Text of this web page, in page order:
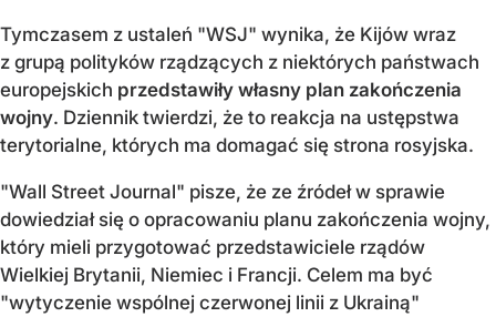
Tymczasem z ustaleń "WSJ" wynika, że Kijów wraz
z grupą polityków rządzących z niektórych państwach
europejskich przedstawiły własny plan zakończenia
wojny. Dziennik twierdzi, że to reakcja na ustępstwa
terytorialne, których ma domagać się strona rosyjska.
"Wall Street Journal" pisze, że ze źródeł w sprawie
dowiedział się o opracowaniu planu zakończenia wojny,
który mieli przygotować przedstawiciele rządów
Wielkiej Brytanii, Niemiec i Francji. Celem ma być
"wytyczenie wspólnej czerwonej linii z Ukrainą"